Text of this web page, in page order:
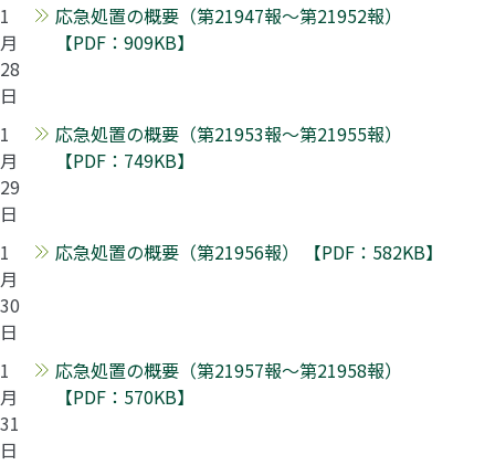
1
月
28
日
応急処置の概要（第21947報～第21952報）
【PDF：909KB】
1
月
29
日
応急処置の概要（第21953報～第21955報）
【PDF：749KB】
1
月
30
日
応急処置の概要（第21956報） 【PDF：582KB】
1
月
31
日
応急処置の概要（第21957報～第21958報）
【PDF：570KB】